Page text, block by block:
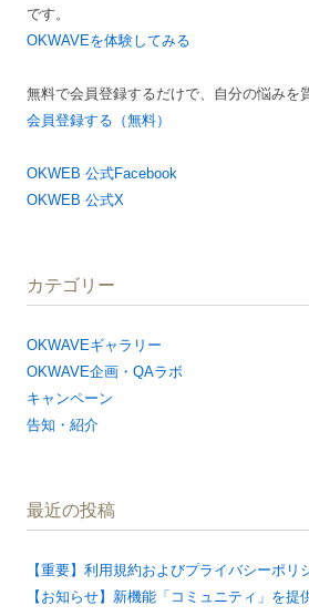
です。
OKWAVEを体験してみる
無料で会員登録するだけで、自分の悩みを
会員登録する（無料）
OKWEB 公式Facebook
OKWEB 公式X
カテゴリー
OKWAVEギャラリー
OKWAVE企画・QAラボ
キャンペーン
告知・紹介
最近の投稿
【重要】利用規約およびプライバシーポリ
【お知らせ】新機能「コミュニティ」を提